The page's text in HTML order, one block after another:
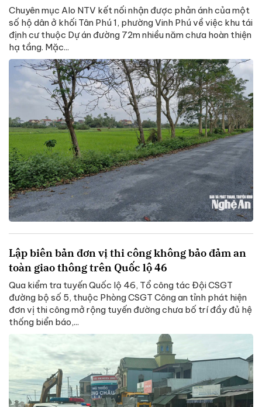
Chuyên mục Alo NTV kết nối nhận được phản ánh của một
số hộ dân ở khối Tân Phú 1, phường Vinh Phú về việc khu tái
định cư thuộc Dự án đường 72m nhiều năm chưa hoàn thiện
hạ tầng. Mặc...
Lập biên bản đơn vị thi công không bảo đảm an
toàn giao thông trên Quốc lộ 46
Qua kiểm tra tuyến Quốc lộ 46, Tổ công tác Đội CSGT
đường bộ số 5, thuộc Phòng CSGT Công an tỉnh phát hiện
đơn vị thi công mở rộng tuyến đường chưa bố trí đầy đủ hệ
thống biển báo,...